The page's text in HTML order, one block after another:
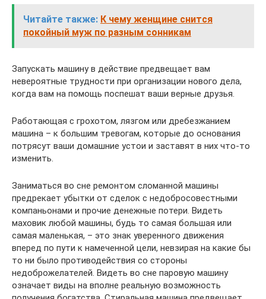
Читайте также: К чему женщине снится
покойный муж по разным сонникам
Запускать машину в действие предвещает вам
невероятные трудности при организации нового дела,
когда вам на помощь поспешат ваши верные друзья.
Работающая с грохотом, лязгом или дребезжанием
машина – к большим тревогам, которые до основания
потрясут ваши домашние устои и заставят в них что-то
изменить.
Заниматься во сне ремонтом сломанной машины
предрекает убытки от сделок с недобросовестными
компаньонами и прочие денежные потери. Видеть
маховик любой машины, будь то самая большая или
самая маленькая, – это знак уверенного движения
вперед по пути к намеченной цели, невзирая на какие бы
то ни было противодействия со стороны
недоброжелателей. Видеть во сне паровую машину
означает виды на вполне реальную возможность